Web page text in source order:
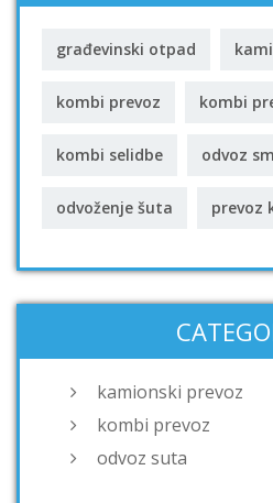
građevinski otpad
kombi prevoz kombi
kombi selidbe odvoz
odvoženje šuta prevoz
kamionski prevoz
kombi prevoz
odvoz suta